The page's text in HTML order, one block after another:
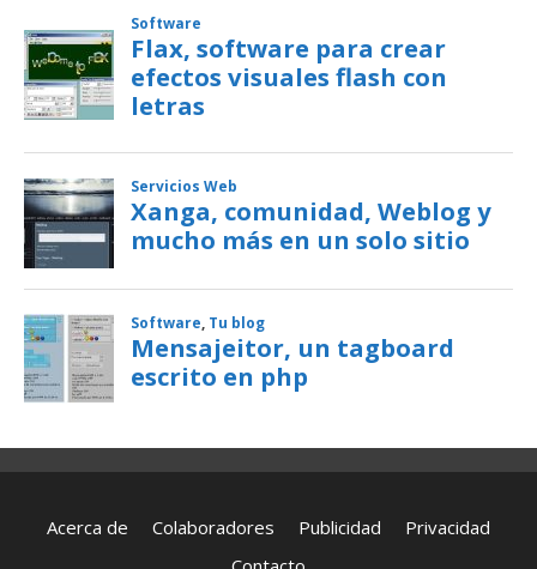
Acerca de Colaboradores Publicidad
Privacidad